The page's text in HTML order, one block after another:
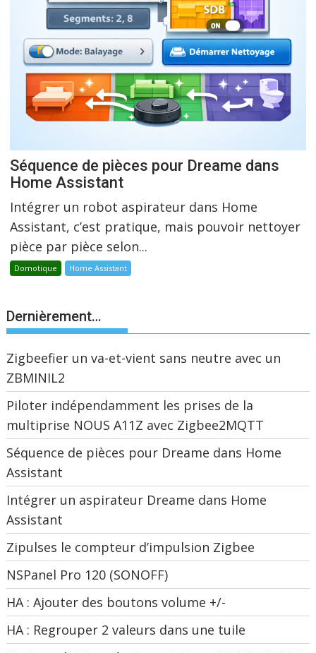
Séquence de pièces pour Dreame dans
Home Assistant
Intégrer un robot aspirateur dans Home
Assistant, c’est pratique, mais pouvoir nettoyer
pièce par pièce selon...
Domotique Home Assistant
Dernièrement…
Zigbeefier un va-et-vient sans neutre avec un
ZBMINIL2
Piloter indépendamment les prises de la
multiprise NOUS A11Z avec Zigbee2MQTT
Séquence de pièces pour Dreame dans Home
Assistant
Intégrer un aspirateur Dreame dans Home
Assistant
Zipulses le compteur d’impulsion Zigbee
NSPanel Pro 120 (SONOFF)
HA : Ajouter des boutons volume +/-
HA : Regrouper 2 valeurs dans une tuile